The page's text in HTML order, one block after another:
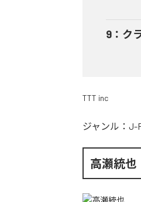
9 ： ク
TTT inc
ジャンル： J-
高瀬統也